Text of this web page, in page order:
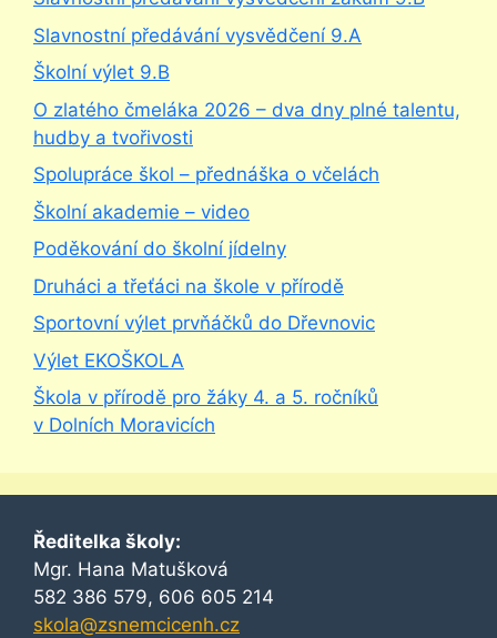
Slavnostní předávání vysvědčení 9.A
Školní výlet 9.B
O zlatého čmeláka 2026 – dva dny plné talentu,
hudby a tvořivosti
Spolupráce škol – přednáška o včelách
Školní akademie – video
Poděkování do školní jídelny
Druháci a třeťáci na škole v přírodě
Sportovní výlet prvňáčků do Dřevnovic
Výlet EKOŠKOLA
Škola v přírodě pro žáky 4. a 5. ročníků
v Dolních Moravicích
Ředitelka školy:
Mgr. Hana Matušková
582 386 579, 606 605 214
skola@zsnemcicenh.cz